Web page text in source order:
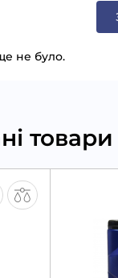
не було.
товари